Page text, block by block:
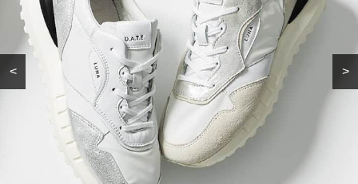
< >